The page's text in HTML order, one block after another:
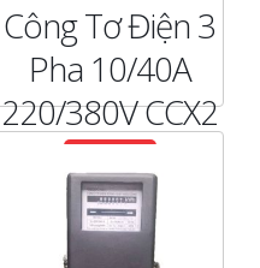
Công Tơ Điện 3
Pha 10/40A
220/380V CCX2